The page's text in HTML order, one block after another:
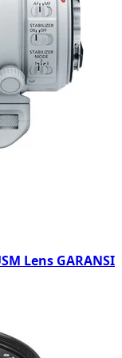
Lens GARANSI